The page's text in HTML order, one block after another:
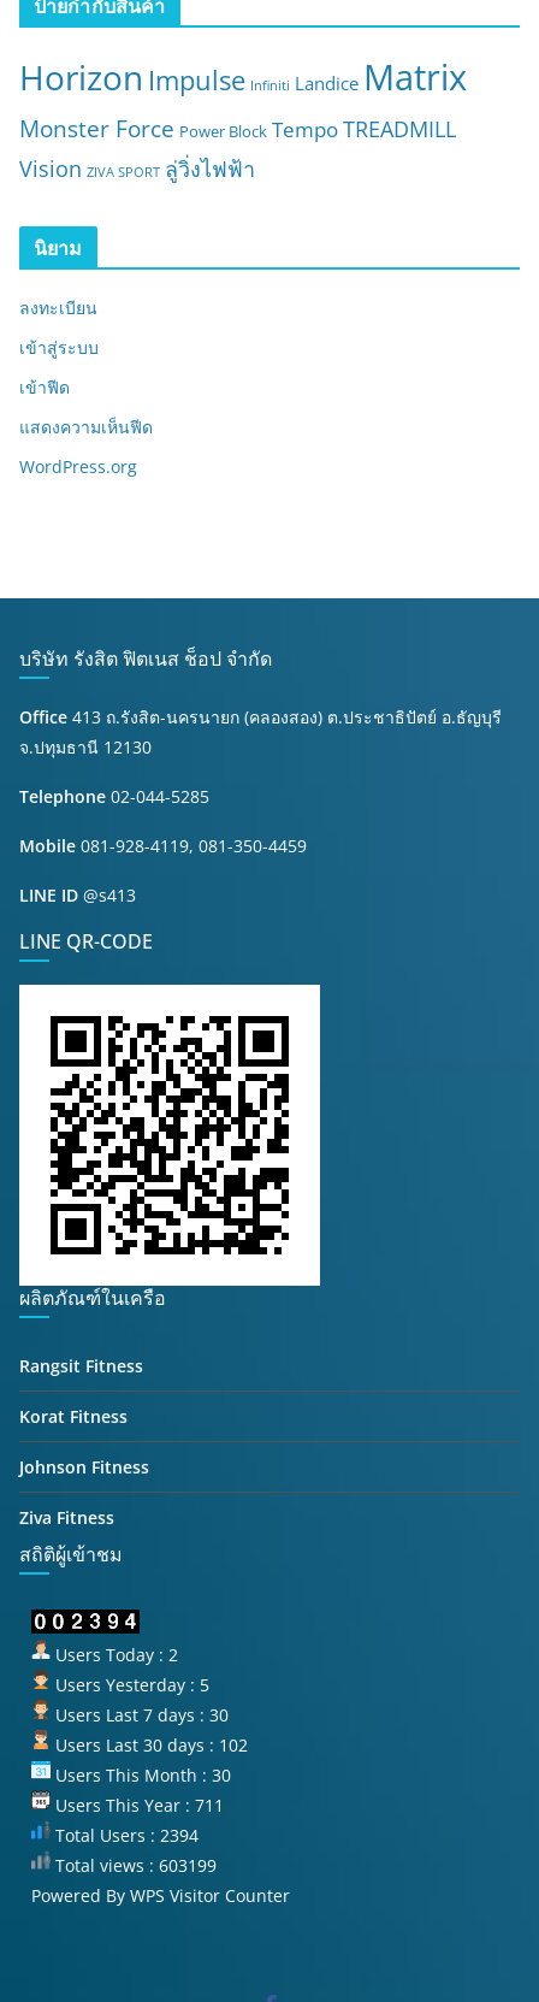
:
ป้ายกำกับสินค้า
Horizon Impulse Infiniti Landice Matrix
Monster Force Power Block TempoTREADMILL
Vision ZIVA SPORT ลู่วิ่งไฟฟ้า
นิยาม
ลงทะเบียน
เข้าสู่ระบบ
เข้าฟีด
แสดงความเห็นฟีด
WordPress.org
บริษัท รังสิต ฟิตเนส ช็อป จำกัด
Office 413 ถ.รังสิต-นครนายก (คลองสอง) ต.ประชาธิปัตย์ อ.ธัญบุรี
จ.ปทุมธานี 12130
Telephone 02-044-5285
Mobile 081-928-4119, 081-350-4459
LINE ID @s413
LINE QR-CODE
ผลิตภัณฑ์ในเครือ
Rangsit Fitness
Korat Fitness
Johnson Fitness
Ziva Fitness
สถิติผู้เข้าชม
Users Today : 2
Users Yesterday : 5
Users Last 7 days : 30
Users Last 30 days : 102
Users This Month : 30
Users This Year : 711
Total Users : 2394
Total views : 603199
Powered By WPS Visitor Counter